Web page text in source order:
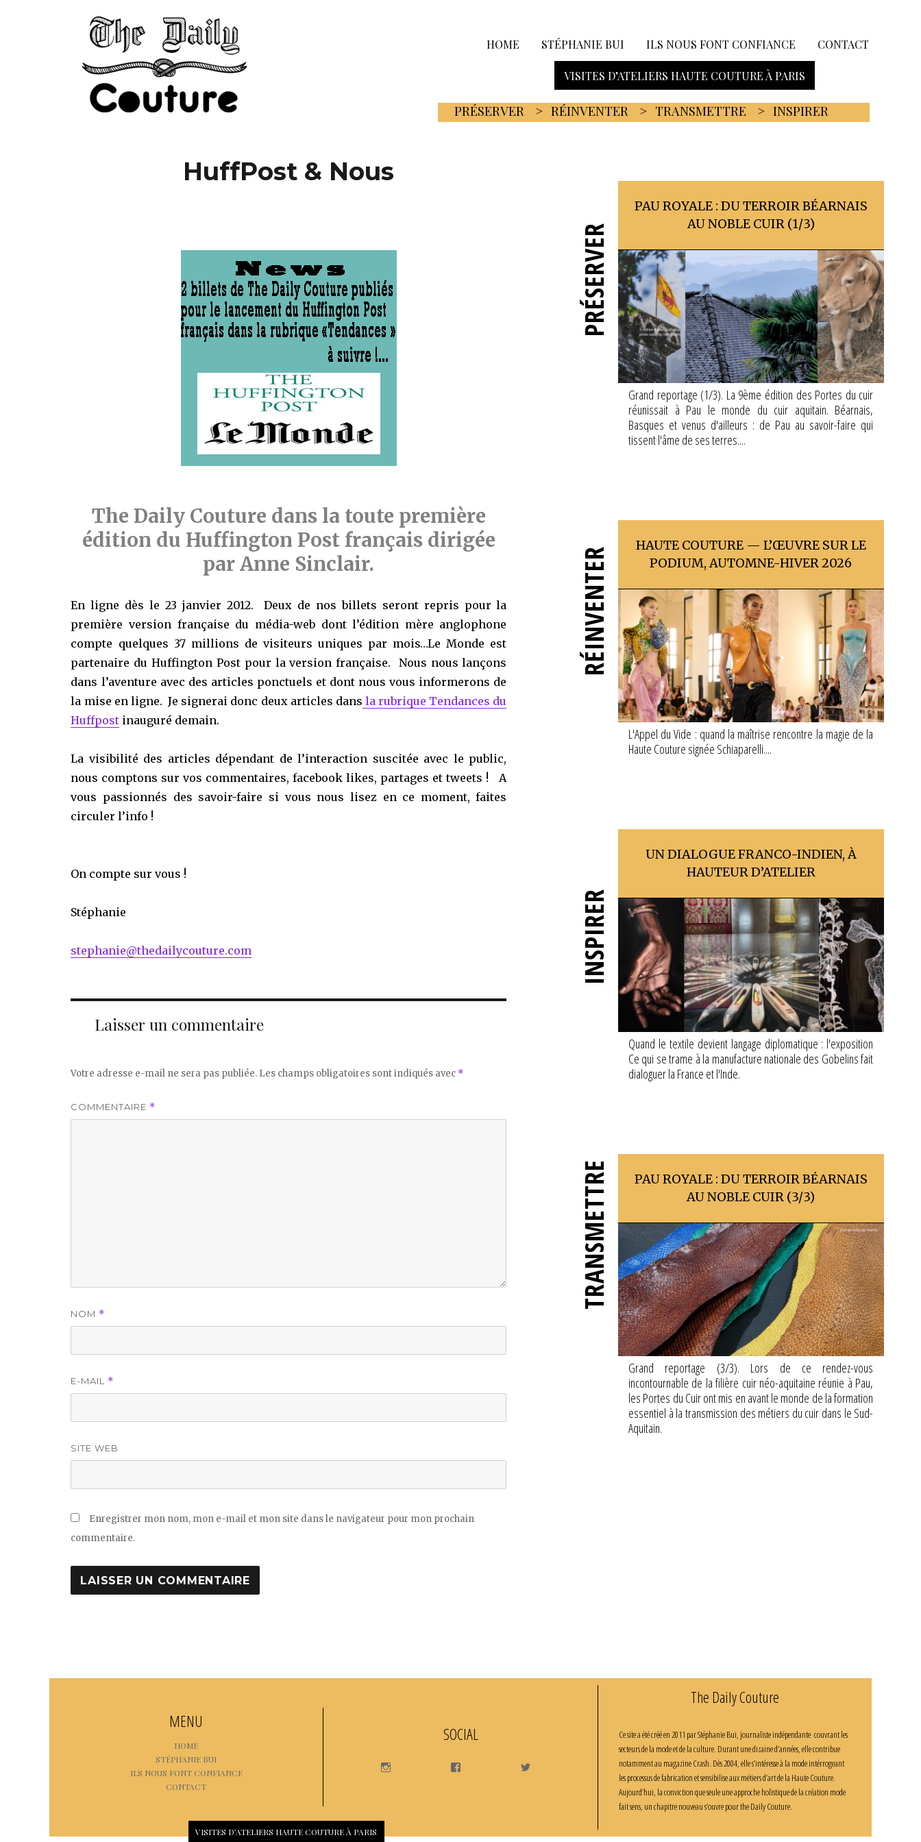
HOME STÉPHANIE BUI ILS NOUS FONT CONFIANCE CONTACT
VISITES D’ATELIERS HAUTE COUTURE À PARIS
PRÉSERVER RÉINVENTER TRANSMETTRE INSPIRER
HuffPost & Nous
The Daily Couture dans la toute première
édition du Huffington Post français dirigée
par Anne Sinclair.
En ligne dès le 23 janvier 2012. Deux de nos billets seront repris pour la
première version française du média-web dont l’édition mère anglophone
compte quelques 37 millions de visiteurs uniques par mois…Le Monde est
partenaire du Huffington Post pour la version française. Nous nous lançons
dans l’aventure avec des articles ponctuels et dont nous vous informerons de
la mise en ligne. Je signerai donc deux articles dans la rubrique Tendances du
Huffpost inauguré demain.
La visibilité des articles dépendant de l’interaction suscitée avec le public,
nous comptons sur vos commentaires, facebook likes, partages et tweets ! A
vous passionnés des savoir-faire si vous nous lisez en ce moment, faites
circuler l’info !
On compte sur vous !
Stéphanie
stephanie@thedailycouture.com
Laisser un commentaire
Votre adresse e-mail ne sera pas publiée. Les champs obligatoires sont indiqués avec *
COMMENTAIRE *
NOM *
E-MAIL *
SITE WEB
Enregistrer mon nom, mon e-mail et mon site dans le navigateur pour mon prochain
commentaire.
PRÉSERVER
PAU ROYALE : DU TERROIR BÉARNAIS
AU NOBLE CUIR (1/3)
Grand reportage (1/3). La 9ème édition des Portes du cuir
réunissait à Pau le monde du cuir aquitain. Béarnais,
Basques et venus d'ailleurs : de Pau au savoir-faire qui
tissent l'âme de ses terres....
RÉINVENTER
HAUTE COUTURE — L’ŒUVRE SUR LE
PODIUM, AUTOMNE-HIVER 2026
L'Appel du Vide : quand la maîtrise rencontre la magie de la
Haute Couture signée Schiaparelli....
INSPIRER
UN DIALOGUE FRANCO-INDIEN, À
HAUTEUR D’ATELIER
Quand le textile devient langage diplomatique : l'exposition
Ce qui se trame à la manufacture nationale des Gobelins fait
dialoguer la France et l'Inde.
TRANSMETTRE
PAU ROYALE : DU TERROIR BÉARNAIS
AU NOBLE CUIR (3/3)
Grand reportage (3/3). Lors de ce rendez-vous
incontournable de la filière cuir néo-aquitaine réunie à Pau,
les Portes du Cuir ont mis en avant le monde de la formation
essentiel à la transmission des métiers du cuir dans le Sud-
Aquitain.
MENU
HOME
STÉPHANIE BUI
ILS NOUS FONT CONFIANCE
CONTACT
VISITES D’ATELIERS HAUTE COUTURE À PARIS
SOCIAL
The Daily Couture
Ce site a été créé en 2011 par Stéphanie Bui, journaliste indépendante couvrant les
secteurs de la mode et de la culture. Durant une dizaine d’années, elle contribue
notamment au magazine Crash. Dès 2004, elle s’intéresse à la mode intérrogeant
les processus de fabrication et sensibilise aux métiers d’art de la Haute Couture.
Aujourd’hui, la conviction que seule une approche holistique de la création mode
fait sens, un chapitre nouveau s’ouvre pour the Daily Couture.